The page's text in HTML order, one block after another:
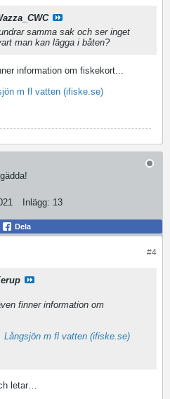
samma sak och ser inget
man kan lägga i båten?
information om fiskekort...
m fl vatten (ifiske.se)
Inlägg: 13
Dela
#4
finner information om
Långsjön m fl vatten (ifiske.se)
letar…